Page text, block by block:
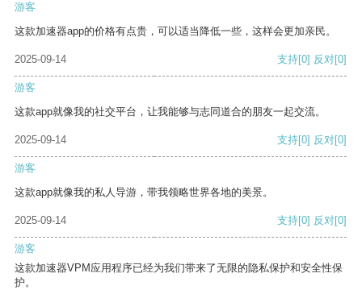
游客
这款加速器app的价格有点贵，可以适当降低一些，这样会更加亲民。
2025-09-14 支持[0] 反对[0]
游客
这款app就像我的社交平台，让我能够与志同道合的朋友一起交流。
2025-09-14 支持[0] 反对[0]
游客
这款app就像我的私人导游，带我领略世界各地的美景。
2025-09-14 支持[0] 反对[0]
游客
这款加速器VPM应用程序已经为我们带来了无限的隐私保护和安全性保
护。